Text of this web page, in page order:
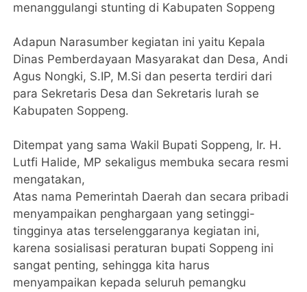
menanggulangi stunting di Kabupaten Soppeng
Adapun Narasumber kegiatan ini yaitu Kepala
Dinas Pemberdayaan Masyarakat dan Desa, Andi
Agus Nongki, S.IP, M.Si dan peserta terdiri dari
para Sekretaris Desa dan Sekretaris lurah se
Kabupaten Soppeng.
Ditempat yang sama Wakil Bupati Soppeng, Ir. H.
Lutfi Halide, MP sekaligus membuka secara resmi
mengatakan,
Atas nama Pemerintah Daerah dan secara pribadi
menyampaikan penghargaan yang setinggi-
tingginya atas terselenggaranya kegiatan ini,
karena sosialisasi peraturan bupati Soppeng ini
sangat penting, sehingga kita harus
menyampaikan kepada seluruh pemangku